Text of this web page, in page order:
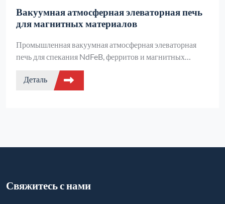
Вакуумная атмосферная элеваторная печь
для магнитных материалов
Промышленная вакуумная атмосферная элеваторная
печь для спекания NdFeB, ферритов и магнитных
материалов. Особенности: равномерность температуры
±5°C, автоматизация PLC, высокий вакуум -0.095MPa,
грузоподъемность 3000KG, автоматическая вытяжка.
Деталь
Свяжитесь с нами